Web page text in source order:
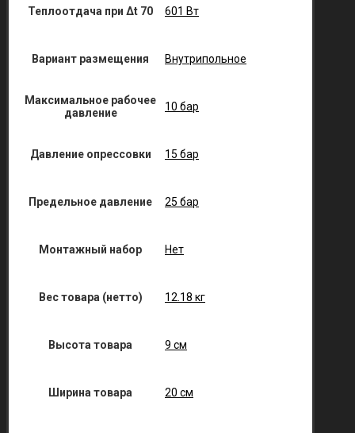
Теплоотдача при Δt 70 601 Вт
Вариант размещения Внутрипольное
Максимальное рабочее
давление
10 бар
Давление опрессовки 15 бар
Предельное давление 25 бар
Монтажный набор Нет
Вес товара (нетто) 12.18 кг
Высота товара 9 см
Ширина товара 20 см